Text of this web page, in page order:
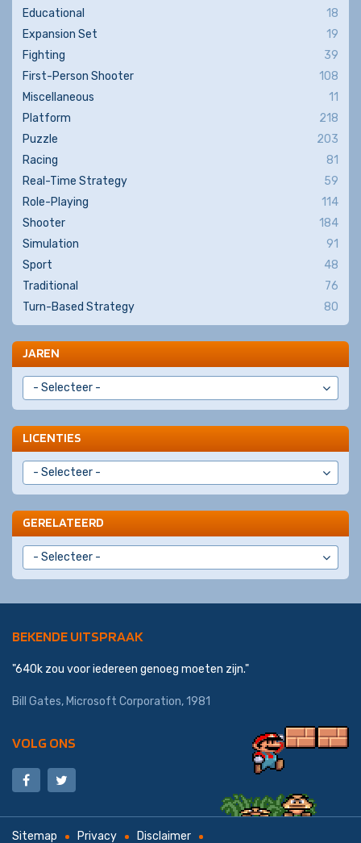
Educational
18
Expansion Set
19
Fighting
39
First-Person Shooter
108
Miscellaneous
11
Platform
218
Puzzle
203
Racing
81
Real-Time Strategy
59
Role-Playing
114
Shooter
184
Simulation
91
Sport
48
Traditional
76
Turn-Based Strategy
80
JAREN
LICENTIES
GERELATEERD
BEKENDE UITSPRAAK
"640k zou voor iedereen genoeg moeten zijn."
Bill Gates, Microsoft Corporation, 1981
VOLG ONS
Sitemap Privacy Disclaimer